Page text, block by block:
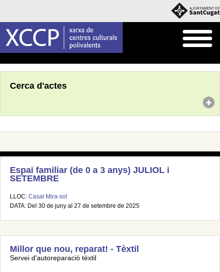
Cerca d'actes
Espai familiar (de 0 a 3 anys) JULIOL i
SETEMBRE
LLOC: Casal Mira-sol
DATA: Del 30 de juny al 27 de setembre de 2025
Millor que nou, reparat! - Tèxtil
Servei d'autoreparació tèxtil